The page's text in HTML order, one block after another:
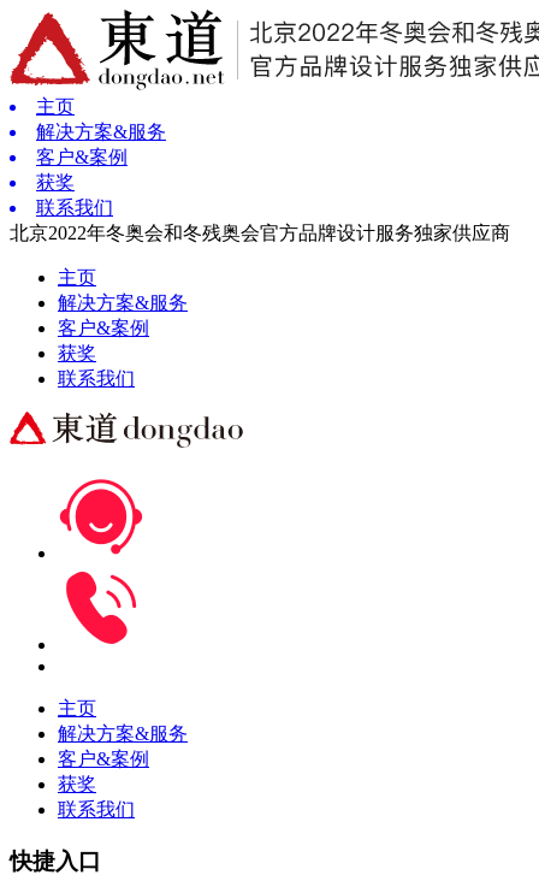
主页
解决方案&服务
客户&案例
获奖
联系我们
北京2022年冬奥会和冬残奥会官方品牌设计服务独家供应商
主页
解决方案&服务
客户&案例
获奖
联系我们
主页
解决方案&服务
客户&案例
获奖
联系我们
快捷入口